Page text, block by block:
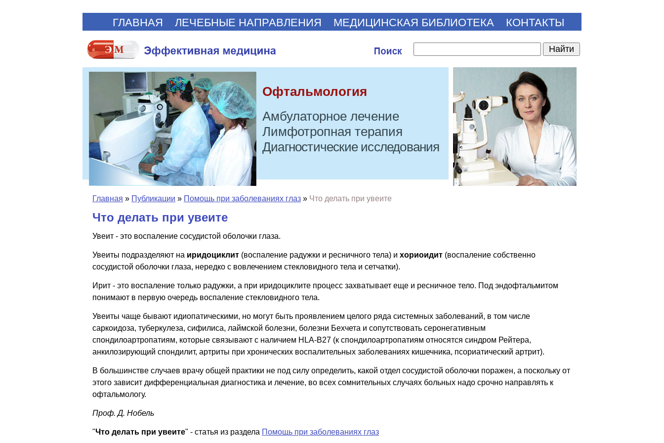
ГЛАВНАЯ ЛЕЧЕБНЫЕ НАПРАВЛЕНИЯ МЕДИЦИНСКАЯ БИБЛИОТЕКА КОНТАКТЫ
Офтальмология
Амбулаторное лечение
Лимфотропная терапия
Диагностические исследования
Главная » Публикации » Помощь при заболеваниях глаз » Что делать при увеите
Что делать при увеите
Увеит - это воспаление сосудистой оболочки глаза.
Увеиты подразделяют на иридоциклит (воспаление радужки и ресничного тела) и хориоидит (воспаление собственно
сосудистой оболочки глаза, нередко с вовлечением стекловидного тела и сетчатки).
Ирит - это воспаление только радужки, а при иридоциклите процесс захватывает еще и ресничное тело. Под эндофтальмитом
понимают в первую очередь воспаление стекловидного тела.
Увеиты чаще бывают идиопатическими, но могут быть проявлением целого ряда системных заболеваний, в том числе
саркоидоза, туберкулеза, сифилиса, лаймской болезни, болезни Бехчета и сопутствовать серонегативным
спондилоартропатиям, которые связывают с наличием HLA-B27 (к спондилоартропатиям относятся синдром Рейтера,
анкилозирующий спондилит, артриты при хронических воспалительных заболеваниях кишечника, псориатический артрит).
В большинстве случаев врачу общей практики не под силу определить, какой отдел сосудистой оболочки поражен, а поскольку от
этого зависит дифференциальная диагностика и лечение, во всех сомнительных случаях больных надо срочно направлять к
офтальмологу.
Проф. Д. Нобель
"Что делать при увеите" - статья из раздела Помощь при заболеваниях глаз